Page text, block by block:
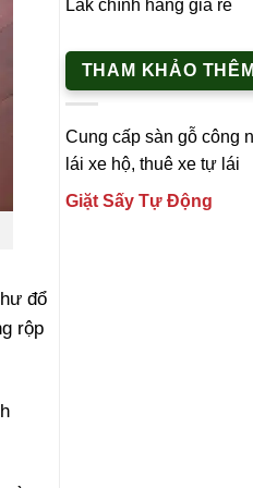
đổ
rộp
Lắk chính hãng giá rẻ
THAM KHẢO THÊM
Cung cấp sàn gỗ công
lái xe hộ, thuê xe tự lái
Giặt Sấy Tự Động